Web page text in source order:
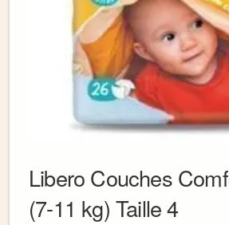
Libero Couches
(7-11 kg) Taille 4